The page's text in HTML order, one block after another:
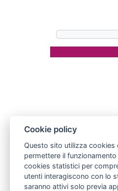
Cookie policy
Questo sito utilizza cookies
permettere il
cookies statistici per
utenti interagiscono con lo
saranno attivi solo previa